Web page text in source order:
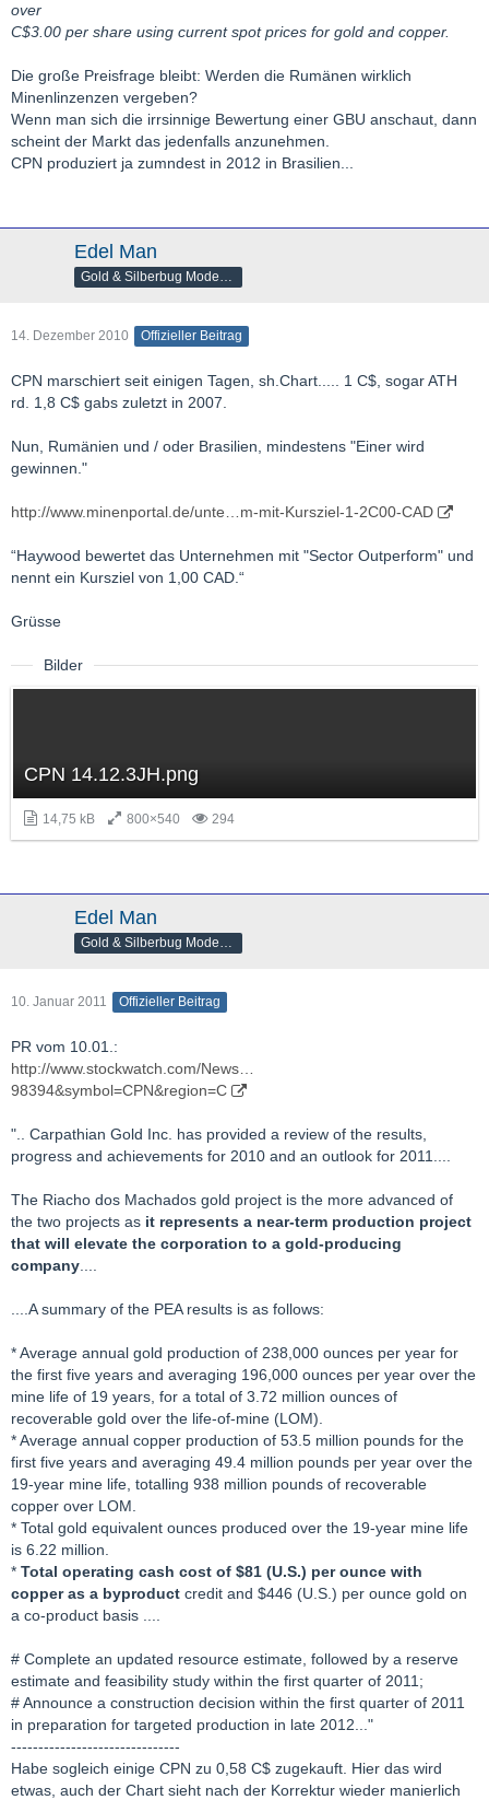
over
C$3.00 per share using current spot prices for gold and copper.
Die große Preisfrage bleibt: Werden die Rumänen wirklich
Minenlinzenzen vergeben?
Wenn man sich die irrsinnige Bewertung einer GBU anschaut, dann
scheint der Markt das jedenfalls anzunehmen.
CPN produziert ja zumndest in 2012 in Brasilien...
Edel Man
14. Dezember 2010 Offizieller Beitrag
CPN marschiert seit einigen Tagen, sh.Chart..... 1 C$, sogar ATH
rd. 1,8 C$ gabs zuletzt in 2007.
Nun, Rumänien und / oder Brasilien, mindestens "Einer wird
gewinnen."
http://www.minenportal.de/unte…m-mit-Kursziel-1-2C00-CAD
“Haywood bewertet das Unternehmen mit "Sector Outperform" und
nennt ein Kursziel von 1,00 CAD.“
Grüsse
Bilder
CPN 14.12.3JH.png
14,75 kB 800×540 294
Edel Man
10. Januar 2011 Offizieller Beitrag
PR vom 10.01.:
http://www.stockwatch.com/News…
98394&symbol=CPN&region=C
".. Carpathian Gold Inc. has provided a review of the results,
progress and achievements for 2010 and an outlook for 2011....
The Riacho dos Machados gold project is the more advanced of
the two projects as it represents a near-term production project
that will elevate the corporation to a gold-producing
company
....A summary of the PEA results is as follows:
* Average annual gold production of 238,000 ounces per year for
the first five years and averaging 196,000 ounces per year over the
mine life of 19 years, for a total of 3.72 million ounces of
recoverable gold over the life-of-mine (LOM).
* Average annual copper production of 53.5 million pounds for the
first five years and averaging 49.4 million pounds per year over the
19-year mine life, totalling 938 million pounds of recoverable
copper over LOM.
* Total gold equivalent ounces produced over the 19-year mine life
is 6.22 million.
* Total operating cash cost of $81 (U.S.) per ounce with
copper as a byproduct credit and $446 (U.S.) per ounce gold on
a co-product basis ....
# Complete an updated resource estimate, followed by a reserve
estimate and feasibility study within the first quarter of 2011;
# Announce a construction decision within the first quarter of 2011
in preparation for targeted production in late 2012..."
-------------------------------
Habe sogleich einige CPN zu 0,58 C$ zugekauft. Hier das wird
etwas, auch der Chart sieht nach der Korrektur wieder manierlich